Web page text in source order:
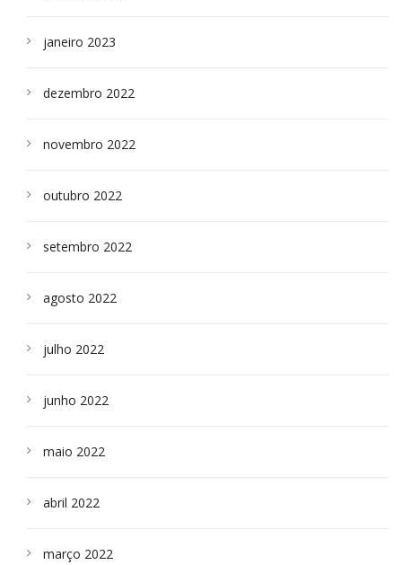
janeiro 2023
dezembro 2022
novembro 2022
outubro 2022
setembro 2022
agosto 2022
julho 2022
junho 2022
maio 2022
abril 2022
março 2022